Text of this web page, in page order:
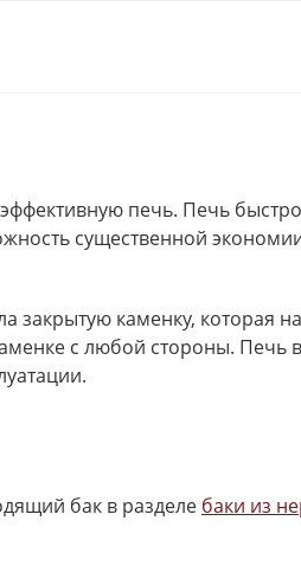
печь. Печь
существенной
каменку, которая
с любой стороны. Печь
бак в разделе баки из